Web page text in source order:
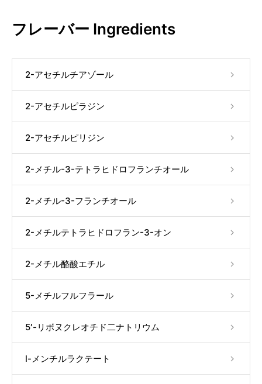
フレーバー Ingredients
2-アセチルチアゾール
2-アセチルピラジン
2-アセチルピリジン
2-メチル-3-テトラヒドロフランチオール
2-メチル-3-フランチオール
2-メチルテトラヒドロフラン-3-オン
2-メチル酪酸エチル
5-メチルフルフラール
5′-リボヌクレオチド二ナトリウム
l-メンチルラクテート